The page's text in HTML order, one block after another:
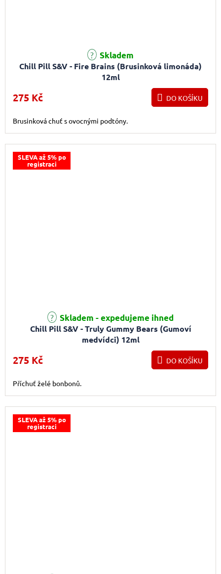
Chill Pill S&V - Fire Brains (Brusinková limonáda)
12ml
Skladem
275 Kč DO KOŠÍKU
Brusinková chuť s ovocnými podtóny.
SLEVA až 5% po
registraci
Chill Pill S&V - Truly Gummy Bears (Gumoví
medvídci) 12ml
Skladem - expedujeme ihned
275 Kč DO KOŠÍKU
Příchuť želé bonbonů.
SLEVA až 5% po
registraci